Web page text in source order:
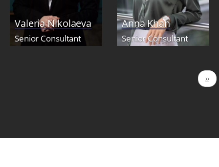
Valeria Nikolaeva
Senior Consultant
Anna Khan
Senior Consultant
››